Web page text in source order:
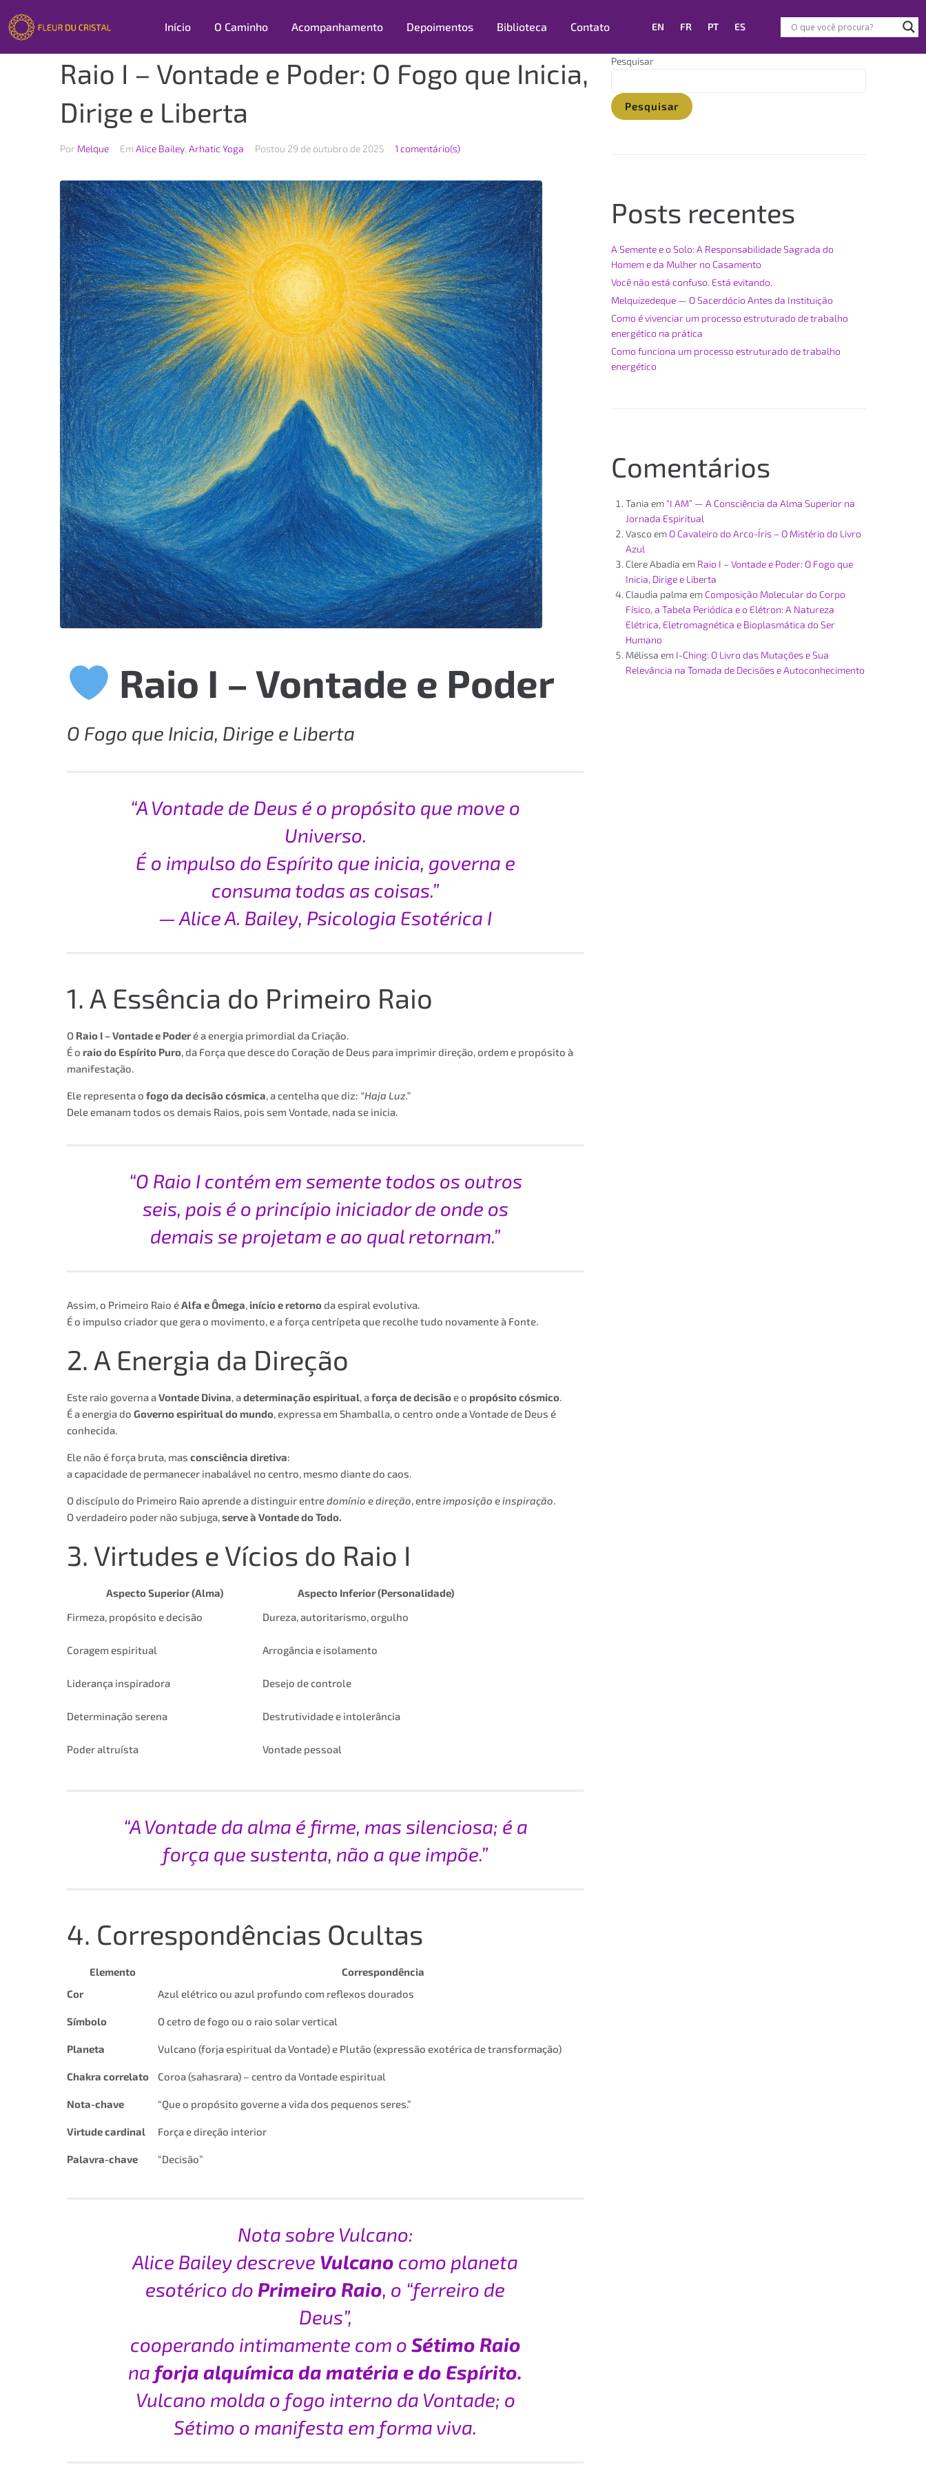
Início O Caminho Acompanhamento Depoimentos Biblioteca Contato EN FR PT ES
Raio I – Vontade e Poder: O Fogo que Inicia,
Dirige e Liberta
Por Melque Em Alice Bailey, Arhatic Yoga Postou 29 de outubro de 2025 1 comentário(s)
Raio I – Vontade e Poder
O Fogo que Inicia, Dirige e Liberta
“A Vontade de Deus é o propósito que move o
Universo.
É o impulso do Espírito que inicia, governa e
consuma todas as coisas.”
— Alice A. Bailey, Psicologia Esotérica I
1. A Essência do Primeiro Raio
O Raio I – Vontade e Poderé a energia primordial da Criação.
É o raio do Espírito Puro, da Força que desce do Coração de Deus para imprimir direção, ordem e propósito à
manifestação.
Ele representa o fogo da decisão cósmica, a centelha que diz: “Haja Luz.”
Dele emanam todos os demais Raios, pois sem Vontade, nada se inicia.
“O Raio I contém em semente todos os outros
seis, pois é o princípio iniciador de onde os
demais se projetam e ao qual retornam.”
Assim, o Primeiro Raio éAlfa e Ômega, início e retornoda espiral evolutiva.
É o impulso criador que gera o movimento, e a força centrípeta que recolhe tudo novamente à Fonte.
2. A Energia da Direção
Este raio governa aVontade Divina, adeterminação espiritual, aforça de decisãoe o propósito cósmico.
É a energia do Governo espiritual do mundo, expressa em Shamballa, o centro onde a Vontade de Deus é
conhecida.
Ele não é força bruta, mas consciência diretiva:
a capacidade de permanecer inabalável no centro, mesmo diante do caos.
O discípulo do Primeiro Raio aprende a distinguir entredomínio edireção, entreimposição einspiração.
O verdadeiro poder não subjuga,serve à Vontade do Todo.
3. Virtudes e Vícios do Raio I
Aspecto Superior (Alma)
Aspecto Inferior (Personalidade)
Firmeza, propósito e decisão
Dureza, autoritarismo, orgulho
Coragem espiritual Arrogância e isolamento
Liderança inspiradora Desejo de controle
Determinação serena Destrutividade e intolerância
Poder altruísta Vontade pessoal
“A Vontade da alma é firme, mas silenciosa; é a
força que sustenta, não a que impõe.”
4. Correspondências Ocultas
Elemento
Correspondência
Cor
Azul elétrico ou azul profundo com reflexos dourados
Símbolo O cetro de fogo ou o raio solar vertical
Planeta Vulcano (forja espiritual da Vontade) e Plutão (expressão exotérica de transformação)
Chakra correlato Coroa (sahasrara) – centro da Vontade espiritual
Nota-chave “Que o propósito governe a vida dos pequenos seres.”
Virtude cardinal Força e direção interior
Palavra-chave “Decisão”
Nota sobre Vulcano:
Alice Bailey descreve Vulcano como planeta
esotérico do Primeiro Raio, o “ferreiro de
Deus”,
cooperando intimamente com o Sétimo Raio
na forja alquímica da matéria e do Espírito.
Vulcano molda o fogo interno da Vontade; o
Sétimo o manifesta em forma viva.
Pesquisar
Pesquisar
Posts recentes
A Semente e o Solo: A Responsabilidade Sagrada do
Homem e da Mulher no Casamento
Você não está confuso. Está evitando.
Melquizedeque — O Sacerdócio Antes da Instituição
Como é vivenciar um processo estruturado de trabalho
energético na prática
Como funciona um processo estruturado de trabalho
energético
Comentários
Tania em “I AM” — A Consciência da Alma Superior na
Jornada Espiritual
Vasco em O Cavaleiro do Arco-Íris – O Mistério do Livro
Azul
Clere Abadia em Raio I – Vontade e Poder: O Fogo que
Inicia, Dirige e Liberta
Claudia palma em Composição Molecular do Corpo
Físico, a Tabela Periódica e o Elétron: A Natureza
Elétrica, Eletromagnética e Bioplasmática do Ser
Humano
Mélissa em I-Ching: O Livro das Mutações e Sua
Relevância na Tomada de Decisões e Autoconhecimento